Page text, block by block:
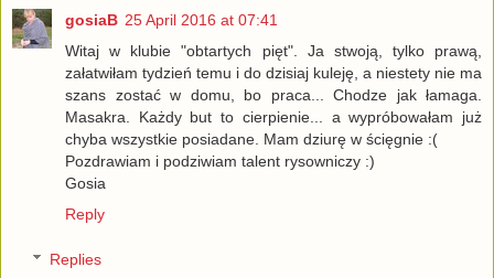
gosiaB 25 April 2016 at 07:41
Witaj w klubie "obtartych pięt". Ja stwoją, tylko prawą,
załatwiłam tydzień temu i do dzisiaj kuleję, a niestety nie ma
szans zostać w domu, bo praca... Chodze jak łamaga.
Masakra. Każdy but to cierpienie... a wypróbowałam już
chyba wszystkie posiadane. Mam dziurę w ścięgnie :(
Pozdrawiam i podziwiam talent rysowniczy :)
Gosia
Reply
Replies